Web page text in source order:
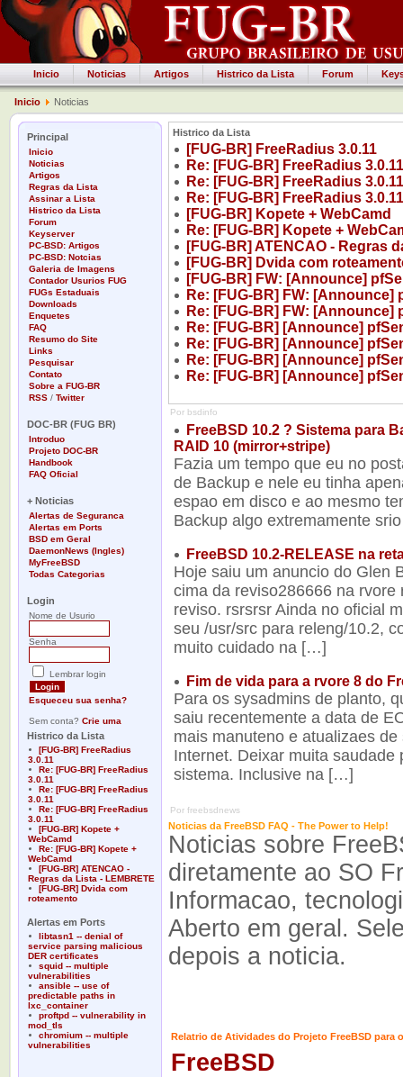
Inicio Noticias Artigos Histrico da Lista Forum
Inicio Noticias
Principal
Inicio
Noticias
Artigos
Regras da Lista
Assinar a Lista
Histrico da Lista
Forum
Keyserver
PC-BSD: Artigos
PC-BSD: Notcias
Galeria de Imagens
Contador Usurios FUG
FUGs Estaduais
Downloads
Enquetes
FAQ
Resumo do Site
Links
Pesquisar
Contato
Sobre a FUG-BR
RSS / Twitter
DOC-BR (FUG BR)
Introduo
Projeto DOC-BR
Handbook
FAQ Oficial
+ Noticias
Alertas de Seguranca
Alertas em Ports
BSD em Geral
DaemonNews (Ingles)
MyFreeBSD
Todas Categorias
Login
Nome de Usurio
Senha
Lembrar login
Esqueceu sua senha?
Sem conta? Crie uma
Histrico da Lista
[FUG-BR] FreeRadius
3.0.11
Re: [FUG-BR] FreeRadius
3.0.11
Re: [FUG-BR] FreeRadius
3.0.11
Re: [FUG-BR] FreeRadius
3.0.11
[FUG-BR] Kopete +
WebCamd
Re: [FUG-BR] Kopete +
WebCamd
[FUG-BR] ATENCAO -
Regras da Lista - LEMBRETE
[FUG-BR] Dvida com
roteamento
Alertas em Ports
libtasn1 -- denial of
service parsing malicious
DER certificates
squid -- multiple
vulnerabilities
ansible -- use of
predictable paths in
lxc_container
proftpd -- vulnerability in
mod_tls
chromium -- multiple
vulnerabilities
Histrico da Lista
[FUG-BR] FreeRadius 3.0.11
Re: [FUG-BR] FreeRadius 3.0.11
Re: [FUG-BR] FreeRadius 3.0.11
Re: [FUG-BR] FreeRadius 3.0.11
[FUG-BR] Kopete + WebCamd
Re: [FUG-BR] Kopete +
[FUG-BR] ATENCAO - Regras
[FUG-BR] Dvida com
[FUG-BR] FW: [Announce]
Re: [FUG-BR] FW: [Announce]
Re: [FUG-BR] FW: [Announce]
Re: [FUG-BR] [Announce]
Re: [FUG-BR] [Announce]
Re: [FUG-BR] [Announce]
Re: [FUG-BR] [Announce]
Por bsdinfo
FreeBSD 10.2 ? Sistema para
RAID 10 (mirror+stripe)
Fazia um tempo que eu no
de Backup e nele eu tinha
espao em disco e ao mesmo
Backup algo extremamente
FreeBSD 10.2-RELEASE na
Hoje saiu um anuncio do Glen
cima da reviso286666 na
reviso. rsrsrsr Ainda no oficial
seu /usr/src para releng/10.2,
muito cuidado na […]
Fim de vida para a rvore 8 do
Para os sysadmins de planto,
saiu recentemente a data de
mais manuteno e atualizaes
Internet. Deixar muita
sistema. Inclusive na […]
Por freebsdnews
Noticias da FreeBSD FAQ - The Power to Help!
Noticias sobre
diretamente ao SO
Informacao,
Aberto em geral.
depois a noticia.
Relatrio de Atividades do Projeto FreeBSD para
FreeBSD